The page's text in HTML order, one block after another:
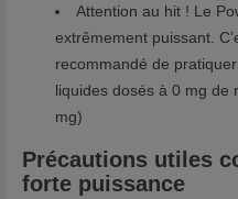
Attention au hit ! Le
extrêmement puissant.
recommandé de
liquides dosés à 0 mg de
mg)
Précautions utiles
forte puissance